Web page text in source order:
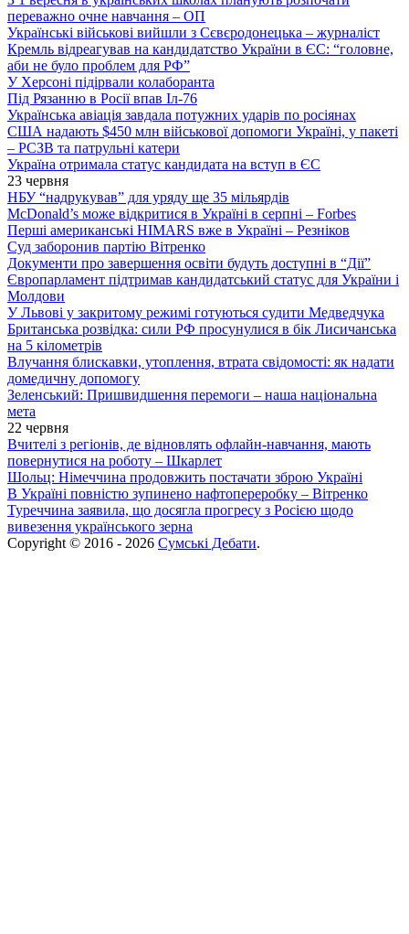
переважно очне навчання – ОП
Українські військові вийшли з Сєвєродонецька – журналіст
Кремль відреагував на кандидатство України в ЄС: “головне,
аби не було проблем для РФ”
У Херсоні підірвали колаборанта
Під Рязанню в Росії впав Іл-76
Українська авіація завдала потужних ударів по росіянах
США надають $450 млн військової допомоги Україні, у пакеті
– РСЗВ та патрульні катери
Україна отримала статус кандидата на вступ в ЄС
23 червня
НБУ “надрукував” для уряду ще 35 мільярдів
McDonald’s може відкритися в Україні в серпні – Forbes
Перші американські HIMARS вже в Україні – Резніков
Суд заборонив партію Вітренко
Документи про завершення освіти будуть доступні в “Дії”
Європарламент підтримав кандидатський статус для України і
Молдови
У Львові у закритому режимі готуються судити Медведчука
Британська розвідка: сили РФ просунулися в бік Лисичанська
на 5 кілометрів
Влучання блискавки, утоплення, втрата свідомості: як надати
домедичну допомогу
Зеленський: Пришвидшення перемоги – наша національна
мета
22 червня
Вчителі з регіонів, де відновлять офлайн-навчання, мають
повернутися на роботу – Шкарлет
Шольц: Німеччина продовжить постачати зброю Україні
В Україні повністю зупинено нафтопереробку – Вітренко
Туреччина заявила, що досягла прогресу з Росією щодо
вивезення українського зерна
Copyright © 2016 - 2026 Сумські Дебати.